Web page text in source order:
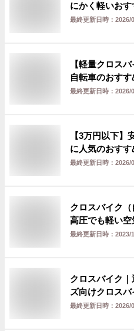
にかく軽いおす
最終更新日時： 2026/
【軽量クロス
自転車のおすす
最終更新日時： 2026/
【3万円以下】
に人気のおすす
最終更新日時： 2026/
クロスバイク（
高圧でも軽い空
最終更新日時： 2023/
クロスバイク
ズ向けクロス
最終更新日時： 2026/